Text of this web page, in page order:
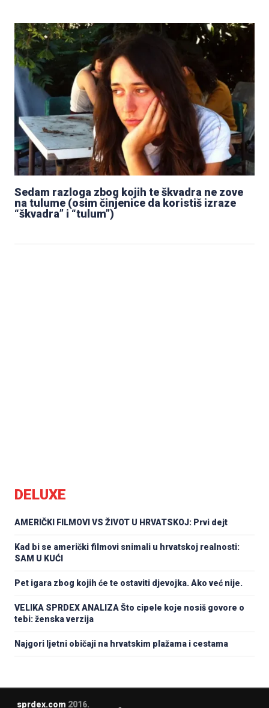
Sedam razloga zbog kojih te škvadra ne zove
na tulume (osim činjenice da koristiš izraze
“škvadra” i “tulum”)
DELUXE
AMERIČKI FILMOVI VS ŽIVOT U HRVATSKOJ: Prvi dejt
Kad bi se američki filmovi snimali u hrvatskoj realnosti:
SAM U KUĆI
Pet igara zbog kojih će te ostaviti djevojka. Ako već nije.
VELIKA SPRDEX ANALIZA Što cipele koje nosiš govore o
tebi: ženska verzija
Najgori ljetni običaji na hrvatskim plažama i cestama
sprdex.com 2016.